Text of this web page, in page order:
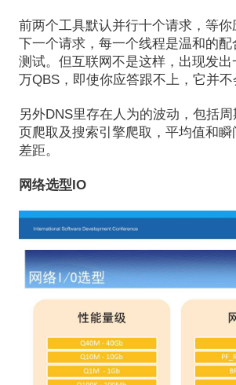
前两个工具默认并行十个请求，等你
下一个请求，每一个线程是温和的配
测试。但互联网不是这样，出现发出
万QBS，即使你应答跟不上，它并不
另外DNS里存在人为的波动，包括
页爬取及搜索引擎爬取，平均值和
差距。
网络选型IO